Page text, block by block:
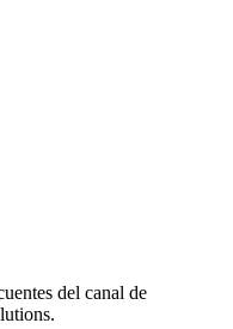
del canal de